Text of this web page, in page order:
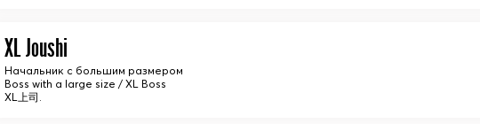
XL Joushi
Начальник с большим размером
Boss with a large size / XL Boss
XL上司.